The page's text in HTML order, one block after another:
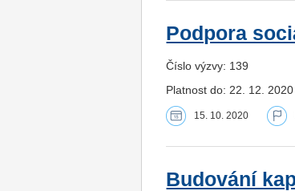
Podpora
Číslo výzvy: 139
Platnost do: 22. 12.
15. 10. 2020
Budování